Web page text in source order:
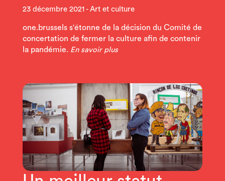
23 décembre 2021 Art et culture
one.brussels s'étonne de la décision du Comité de
concertation de fermer la culture afin de contenir
la pandémie. En savoir plus